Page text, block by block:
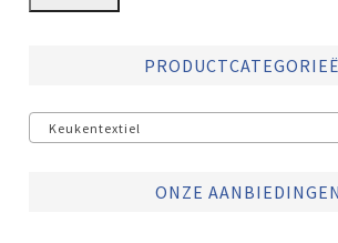
Keukentextiel
ONZE AANBIEDINGEN